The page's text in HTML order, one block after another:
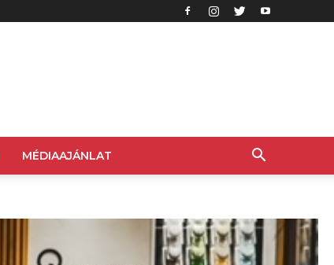
MÉDIAAJÁNLAT